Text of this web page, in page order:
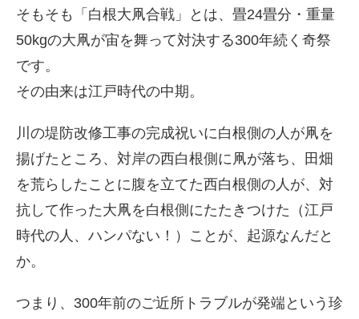
そもそも「白根大凧合戦」とは、畳24畳分・重量
50kgの大凧が宙を舞って対決する300年続く奇祭
です。
その由来は江戸時代の中期。
川の堤防改修工事の完成祝いに白根側の人が凧を
揚げたところ、対岸の西白根側に凧が落ち、田畑
を荒らしたことに腹を立てた西白根側の人が、対
抗して作った大凧を白根側にたたきつけた（江戸
時代の人、ハンパない！）ことが、起源なんだと
か。
つまり、300年前のご近所トラブルが発端という珍